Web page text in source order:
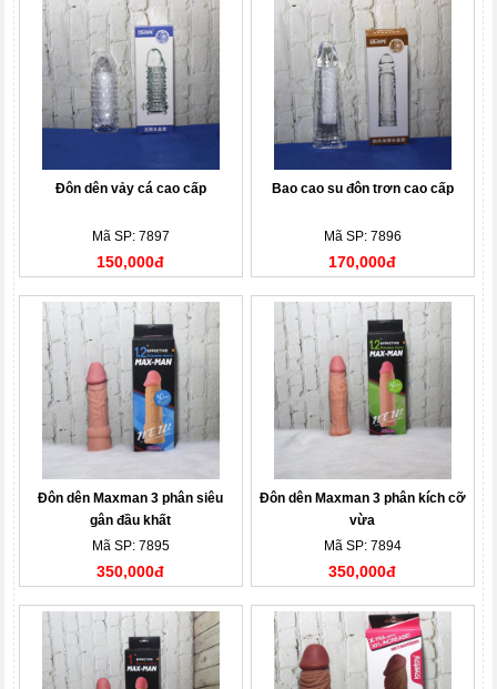
Đôn dên vảy cá cao cấp
Mã SP: 7897
150,000đ
Bao cao su đôn trơn cao cấp
Mã SP: 7896
170,000đ
Đôn dên Maxman 3 phân siêu
gân đầu khất
Mã SP: 7895
350,000đ
Đôn dên Maxman 3 phân kích cỡ
vừa
Mã SP: 7894
350,000đ